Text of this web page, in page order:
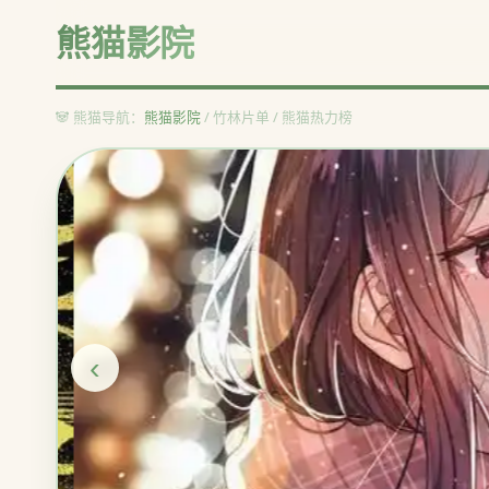
熊猫影院
🐼 熊猫导航： 熊猫影院/ 竹林片单 / 熊猫热力榜
‹